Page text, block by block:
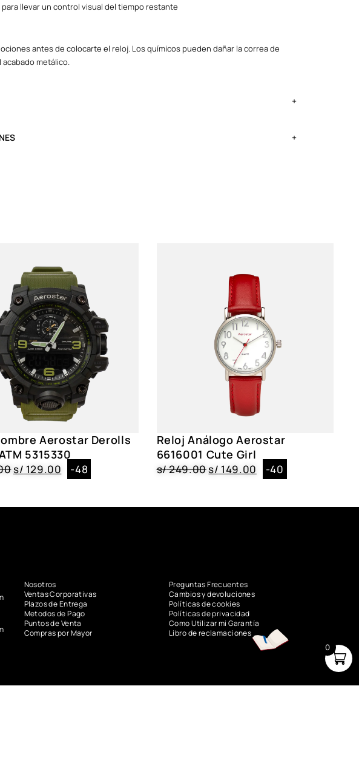
0
para llevar un control visual del tiempo restante
antes de colocarte el reloj. Los químicos pueden dañar la correa de
metálico.
No
3 ATM
Acero Inoxidable|Negro|Broche
Acero Inoxidable|Circular|4.2 cm
Cristal Mineral|Negro
Caballero
2155102, 2216102, 2218302, 2256102, 2266102, 2316102, 2266202,
2366102, 2251102, 2156102
Aerostar Derolls
5315330
s/ 129.00 -48
Reloj Análogo Aerostar
6616001 Cute Girl
s/249.00s/ 149.00 -40
Nosotros
Ventas Corporativas
Plazos de Entrega
Metodos de Pago
Puntos de Venta
Compras por Mayor
Preguntas Frecuentes
Cambios y devoluciones
Políticas de cookies
Políticas de privacidad
Como Utilizar mi Garantía
Libro de reclamaciones